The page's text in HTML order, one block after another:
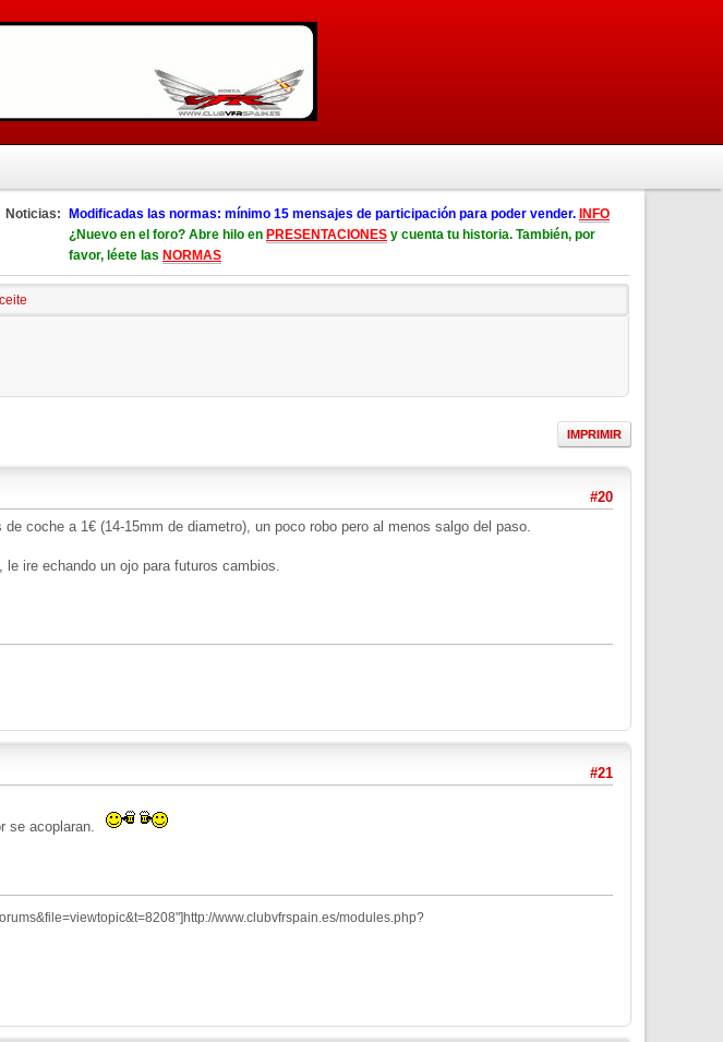
Noticias: Modificadas las normas: mínimo 15 mensajes de participación para poder vender. INFO
¿Nuevo en el foro? Abre hilo en PRESENTACIONES y cuenta tu historia. También, por
favor, léete las NORMAS
IMPRIMIR
#20
coche a 1€ (14-15mm de diametro), un poco robo pero al menos salgo del paso.
ire echando un ojo para futuros cambios.
#21
se acoplaran.
www.clubvfrspain.es/modules.php?